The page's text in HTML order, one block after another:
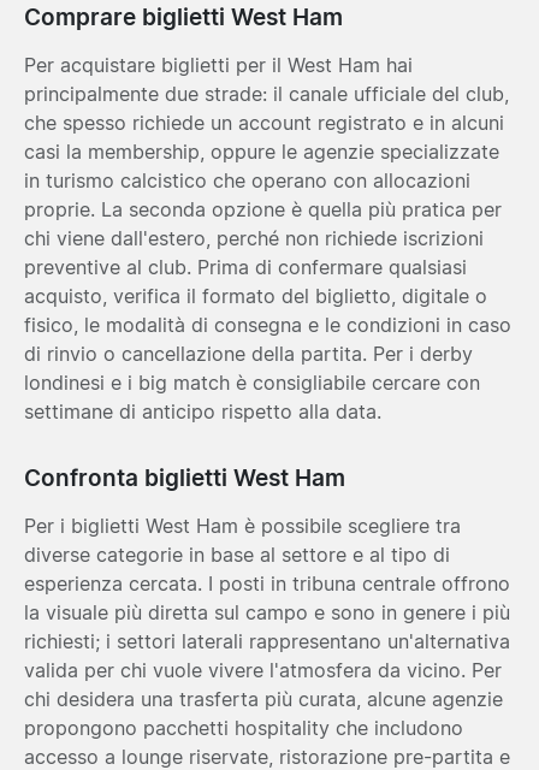
Comprare biglietti West Ham
Per acquistare biglietti per il West Ham hai
principalmente due strade: il canale ufficiale del club,
che spesso richiede un account registrato e in alcuni
casi la membership, oppure le agenzie specializzate
in turismo calcistico che operano con allocazioni
proprie. La seconda opzione è quella più pratica per
chi viene dall'estero, perché non richiede iscrizioni
preventive al club. Prima di confermare qualsiasi
acquisto, verifica il formato del biglietto, digitale o
fisico, le modalità di consegna e le condizioni in caso
di rinvio o cancellazione della partita. Per i derby
londinesi e i big match è consigliabile cercare con
settimane di anticipo rispetto alla data.
Confronta biglietti West Ham
Per i biglietti West Ham è possibile scegliere tra
diverse categorie in base al settore e al tipo di
esperienza cercata. I posti in tribuna centrale offrono
la visuale più diretta sul campo e sono in genere i più
richiesti; i settori laterali rappresentano un'alternativa
valida per chi vuole vivere l'atmosfera da vicino. Per
chi desidera una trasferta più curata, alcune agenzie
propongono pacchetti hospitality che includono
accesso a lounge riservate, ristorazione pre-partita e